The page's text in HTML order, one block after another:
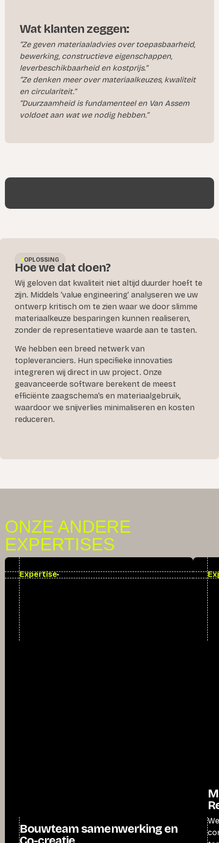
Wat klanten zeggen:
“Ze geven materiaaladvies over toepasbaarheid,
bewerking, constructieve eigenschappen,
leverbeschikbaarheid en kostprijs.”
“Ze denken meer over materiaalkeuzes, kwaliteit
en circulariteit.”
“Duurzaamheid is fundamenteel en Van Assem
voldoet aan wat we nodig hebben.”
OPLOSSING
Hoe we dat doen?
Wij geloven dat kwaliteit niet altijd duurder hoeft te
zijn. Middels ‘value engineering’ analyseren we uw
ontwerp kritisch om te zien waar we door slimme
materiaalkeuze besparingen kunnen realiseren,
zonder de representatieve waarde aan te tasten.
We hebben een breed netwerk van
topleveranciers. Hun specifieke innovaties
integreren wij direct in uw project. Onze
geavanceerde software berekent de meest
efficiënte zaagschema’s en materiaalgebruik,
waardoor we snijverlies minimaliseren en kosten
reduceren.
ONZE ANDERE
EXPERTISES
Expertise
Bouwteam samenwerking en